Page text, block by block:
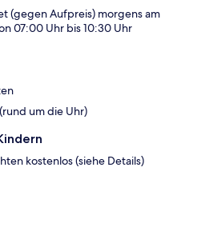
(gegen Aufpreis) morgens am
07:00 Uhr bis 10:30 Uhr
um die Uhr)
kostenlos (siehe Details)